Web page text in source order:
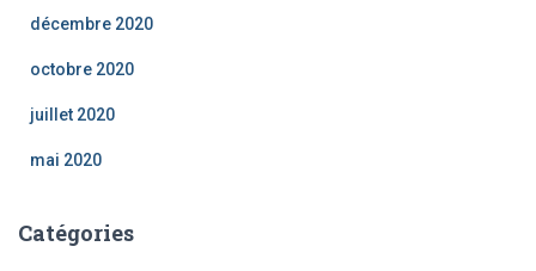
décembre 2020
octobre 2020
juillet 2020
mai 2020
Catégories